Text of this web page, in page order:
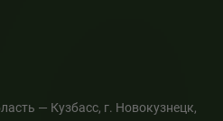
— Кузбасс, г. Новокузнецк,